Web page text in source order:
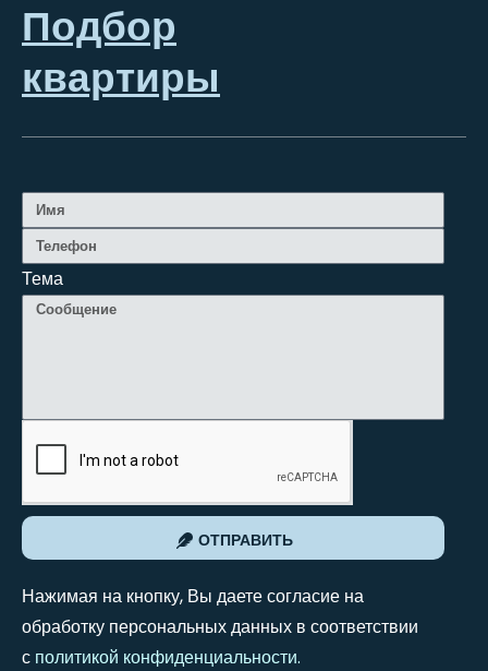
Подбор
квартиры
Тема
ОТПРАВИТЬ
Нажимая на кнопку, Вы даете согласие на
обработку персональных данных в соответствии
с политикой конфиденциальности.